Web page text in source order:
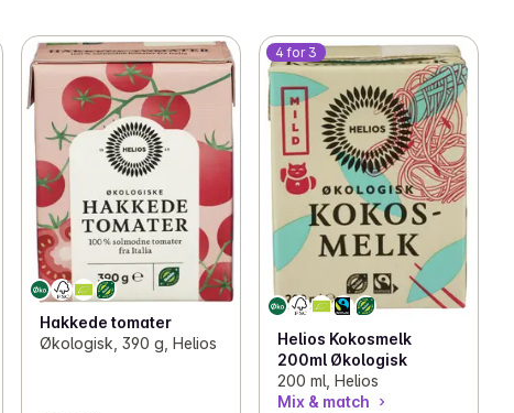
Hakkede tomater
Økologisk, 390 g, Helios
4 for 3
Helios Kokosmelk
200ml Økologisk
200 ml, Helios
Mix & match